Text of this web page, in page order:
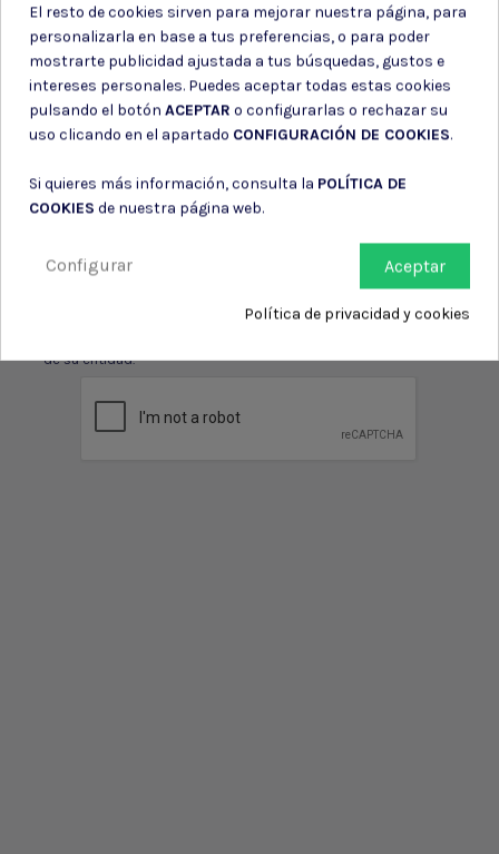
Suscríbete a nuestro boletín
información de contacto en el aviso legal.
de su entidad.
El resto de cookies sirven para mejorar nuestra página, para
personalizarla en base a tus preferencias, o para poder
mostrarte publicidad ajustada a tus búsquedas, gustos e
intereses personales. Puedes aceptar todas estas cookies
pulsando el botón ACEPTAR o configurarlas o rechazar su
uso clicando en el apartado CONFIGURACIÓN DE COOKIES.
Si quieres más información, consulta la POLÍTICA DE
COOKIES de nuestra página web.
Aceptar
Configurar
Política de privacidad y cookies